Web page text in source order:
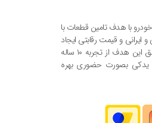
با هدف تامین قطعات با
و قیمت رقابتی ایجاد
شده است که برای تحقق این هدف از تجربه ۱۰ ساله
یدکی بصورت حضوری بهره